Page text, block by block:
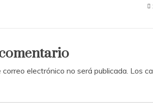
correo electrónico no será publicada. Los